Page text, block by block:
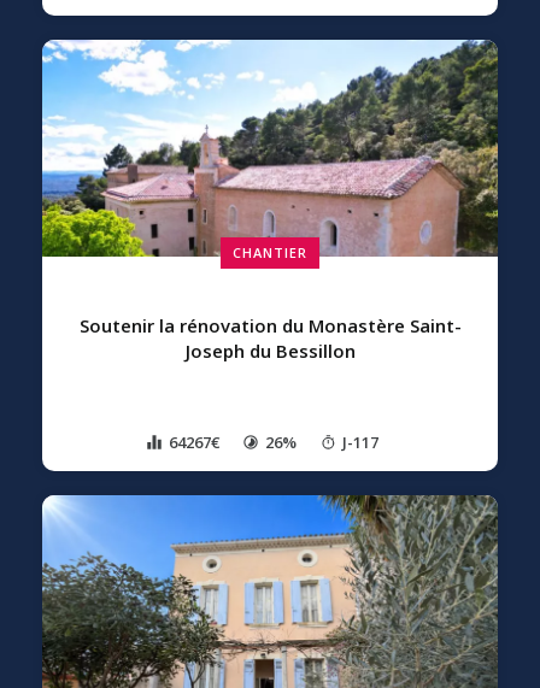
CHANTIER
Soutenir la rénovation du Monastère Saint-
Joseph du Bessillon
64267€ 26% J-117